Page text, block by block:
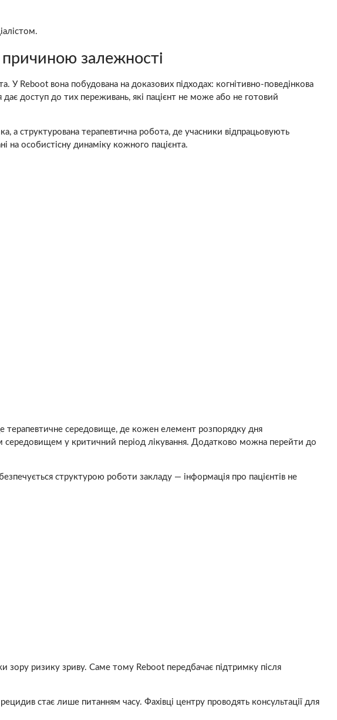
причиною залежності
У Reboot вона побудована на доказових підходах: когнітивно-поведінкова
доступ до тих переживань, які пацієнт не може або не готовий
а структурована терапевтична робота, де учасники відпрацьовують
на особистісну динаміку кожного пацієнта.
терапевтичне середовище, де кожен елемент розпорядку дня
середовищем у критичний період лікування. Додатково можна перейти до
структурою роботи закладу — інформація про пацієнтів не
зору ризику зриву. Саме тому Reboot передбачає підтримку після
стає лише питанням часу. Фахівці центру проводять консультації для